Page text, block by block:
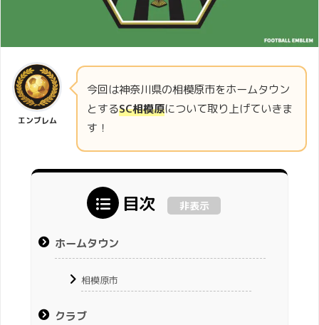
エンブレム
今回は神奈川県の相模原市をホームタウン
とするSC相模原について取り上げていきま
す！
目次 非表示
ホームタウン
相模原市
クラブ